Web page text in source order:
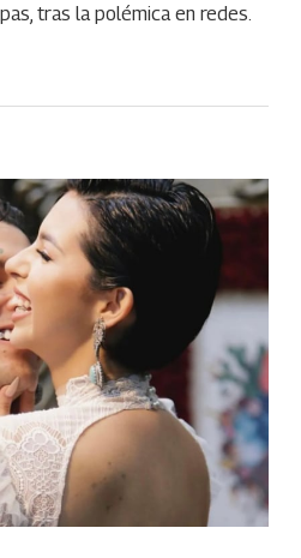
tras la polémica en redes.